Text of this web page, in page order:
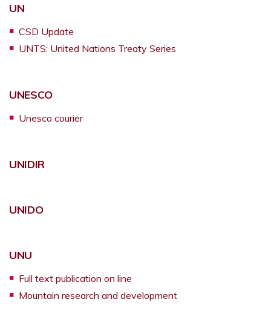
UNOpens a new window
CSD Update
UNTS: United Nations Treaty Series
UNESCOOpens a new window
Unesco courierOpens a new window
UNIDIROpens a new window
UNIDOOpens a new window
UNUOpens a new window
Full text publication on line
Mountain research and developmentOpens a new